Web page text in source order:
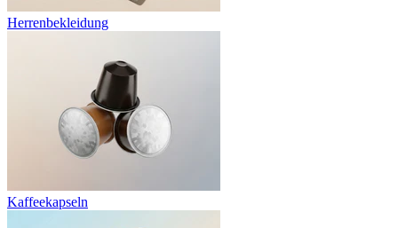
Herrenbekleidung
Kaffeekapseln